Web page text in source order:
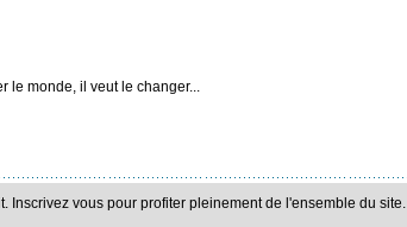
le monde, il veut le changer...
Inscrivez vous pour profiter pleinement de l'ensemble du site.